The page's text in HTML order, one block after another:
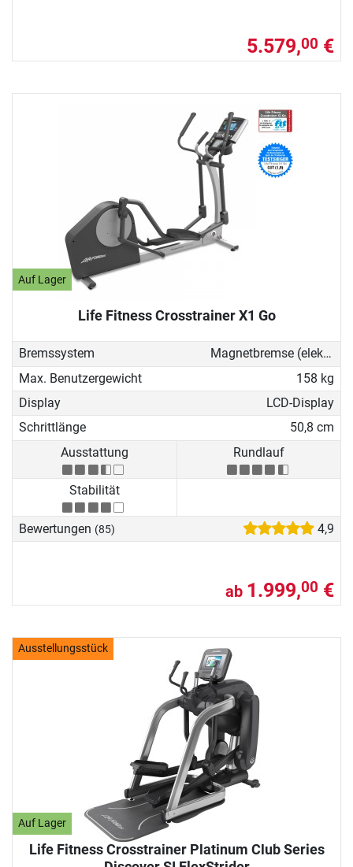
5.579,00 €
Auf Lager
Life Fitness Crosstrainer X1 Go
Bremssystem
Magnetbremse (elektronisch)
Max. Benutzergewicht
158 kg
Display
LCD-Display
Schrittlänge
50,8 cm
Ausstattung
Rundlauf
Stabilität
Bewertungen (85) 4,9
ab 1.999,00 €
Ausstellungsstück
Auf Lager
Life Fitness Crosstrainer Platinum Club Series